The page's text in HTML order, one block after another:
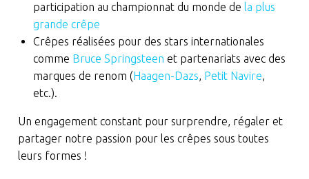
participation au championnat du monde de la plus
grande crêpe
Crêpes réalisées pour des stars internationales
comme Bruce Springsteen et partenariats avec des
marques de renom (Haagen-Dazs, Petit Navire,
etc.).
Un engagement constant pour surprendre, régaler et
partager notre passion pour les crêpes sous toutes
leurs formes !